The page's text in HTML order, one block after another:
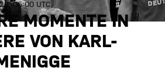
06:00 UTC
MOMENTE IN
VON KARL-